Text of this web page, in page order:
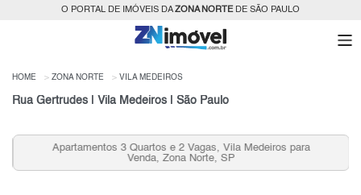
O PORTAL DE IMÓVEIS DAZONA NORTEDE SÃO PAULO
HOME ZONA NORTE VILA MEDEIROS
Rua Gertrudes | Vila Medeiros | São Paulo
Apartamentos 3 Quartos e 2 Vagas, Vila Medeiros para
Venda, Zona Norte, SP